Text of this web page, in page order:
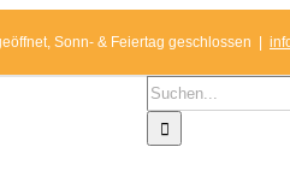
Sonn- & Feiertag geschlossen
Suche
nach: